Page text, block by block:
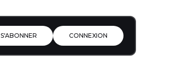
S'ABONNER CONNEXION